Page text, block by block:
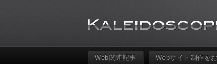
Web関連記事 Webサイト制作を